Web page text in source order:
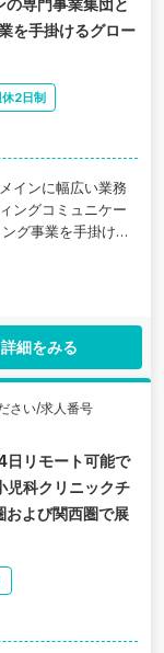
専門事業集団と
を手掛けるグロー
2日制
インに幅広い業務
ングコミュニケー
グ事業を手掛ける
詳細をみる
さい/求人番号
日リモート可能で
科クリニックチ
および関西圏で展